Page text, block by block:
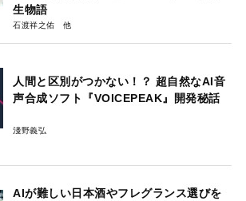
生物語
石渡祥之佑
人間と区別がつかない！？ 超自然なAI音
声合成ソフト『VOICEPEAK』開発秘話
淺野義弘
AIが難しい日本酒やフレグランス選びを